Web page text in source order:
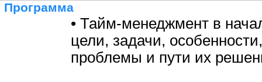
Программа
• Тайм-менеджмент в
цели, задачи,
проблемы и пути их